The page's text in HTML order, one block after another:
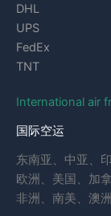
DHL
UPS
FedEx
TNT
International air
国际空运
东南亚、中亚、
欧洲、美国、加
非洲、南美、澳洲